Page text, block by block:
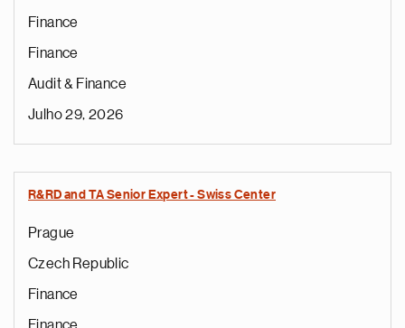
Finance
Finance
Audit & Finance
Julho 29, 2026
R&RD and TA Senior Expert - Swiss Center
Prague
Czech Republic
Finance